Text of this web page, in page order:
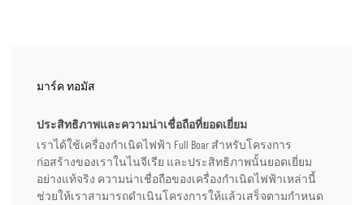
มาร์ค ทอมัส
ประสิทธิภาพและความน่าเชื่อถือที่ยอดเยี่ยม
เราได้ใช้เครื่องกำเนิดไฟฟ้า Full Boar สำหรับโครงการ
ก่อสร้างของเราในไนจีเรีย และประสิทธิภาพนั้นยอดเยี่ยม
อย่างแท้จริง ความน่าเชื่อถือของเครื่องกำเนิดไฟฟ้าเหล่านี้
ช่วยให้เราสามารถดำเนินโครงการให้แล้วเสร็จตามกำหนด